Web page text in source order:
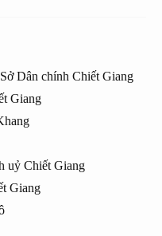
Dân chính Chiết Giang
Giang
uỷ Chiết Giang
Giang